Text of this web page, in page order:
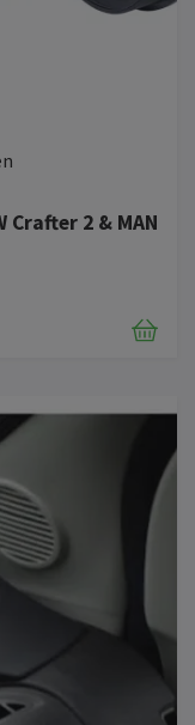
Crafter 2 & MAN